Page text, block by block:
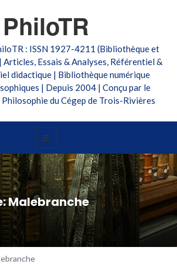
PhiloTR
: ISSN 1927-4211 (Bibliothèque et
Articles, Essais & Analyses, Référentiel &
didactique | Bibliothèque numérique
| Depuis 2004 | Conçu par le
du Cégep de Trois-Rivières
Malebranche